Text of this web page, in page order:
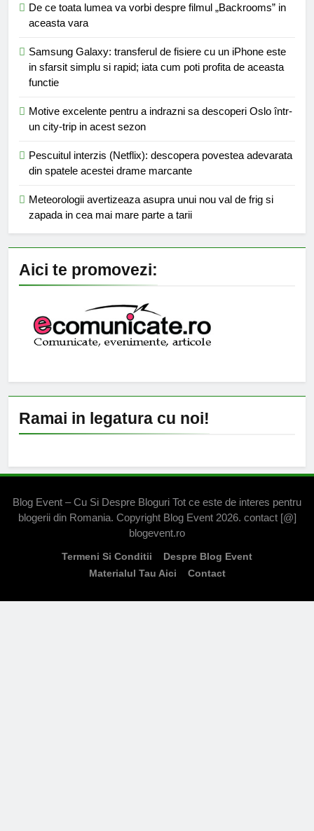
De ce toata lumea va vorbi despre filmul „Backrooms” in
aceasta vara
Samsung Galaxy: transferul de fisiere cu un iPhone este
in sfarsit simplu si rapid; iata cum poti profita de aceasta
functie
Motive excelente pentru a indrazni sa descoperi Oslo într-
un city-trip in acest sezon
Pescuitul interzis (Netflix): descopera povestea adevarata
din spatele acestei drame marcante
Meteorologii avertizeaza asupra unui nou val de frig si
zapada in cea mai mare parte a tarii
Aici te promovezi:
Ramai in legatura cu noi!
Blog Event – Cu Si Despre Bloguri Tot ce este de interes pentru
blogerii din Romania. Copyright Blog Event 2026. contact [@]
blogevent.ro
Termeni Si Conditii
Despre Blog Event
Materialul Tau Aici
Contact